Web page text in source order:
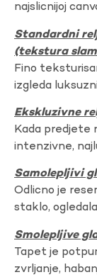
najslicnijoj
Standardni
(tekstura
Fino
izgleda
Ekskluzivne
Kada predjete
intenzivne,
Samolepljivi
Odlicno je
staklo,
Smolepljive
Tapet je
zvrljanje,